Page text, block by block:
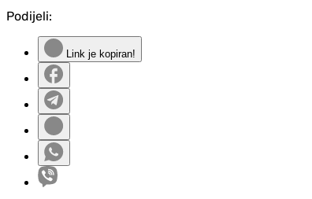
Podijeli:
Link je kopiran!